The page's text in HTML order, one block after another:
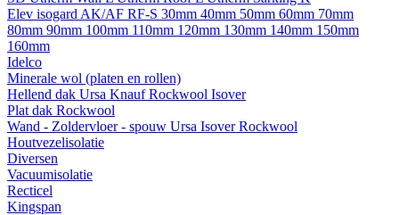
Elev isogard AK/AF RF-S 30mm 40mm 50mm 60mm 70mm
80mm 90mm 100mm 110mm 120mm 130mm 140mm 150mm
160mm
Idelco
Minerale wol (platen en rollen)
Hellend dak Ursa KnaufRockwool Isover
Plat dak Rockwool
Wand - Zoldervloer - spouw Ursa IsoverRockwool
Houtvezelisolatie
Diversen
Vacuumisolatie
Recticel
Kingspan